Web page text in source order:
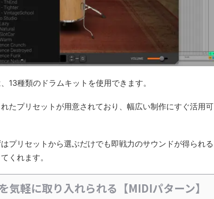
13種類のドラムキットを使用できます。
たプリセットが用意されており、幅広い制作にすぐ活用可
プリセットから選ぶだけでも即戦力のサウンドが得られる
くれます。
気軽に取り入れられる【MIDIパターン】